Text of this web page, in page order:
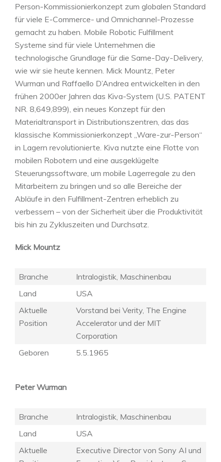
Person-Kommissionierkonzept zum globalen Standard
für viele E-Commerce- und Omnichannel-Prozesse
gemacht zu haben. Mobile Robotic Fulfillment
Systeme sind für viele Unternehmen die
technologische Grundlage für die Same-Day-Delivery,
wie wir sie heute kennen. Mick Mountz, Peter
Wurman und Raffaello D’Andrea entwickelten in den
frühen 2000er Jahren das Kiva-System (U.S. PATENT
NR. 8,649,899), ein neues Konzept für den
Materialtransport in Distributionszentren, das das
klassische Kommissionierkonzept „Ware-zur-Person“
in Lagern revolutionierte. Kiva nutzte eine Flotte von
mobilen Robotern und eine ausgeklügelte
Steuerungssoftware, um mobile Lagerregale zu den
Mitarbeitern zu bringen und so alle Bereiche der
Abläufe in den Fulfillment-Zentren erheblich zu
verbessern – von der Sicherheit über die Produktivität
bis hin zu Zykluszeiten und Durchsatz.
Mick Mountz
Branche
Intralogistik, Maschinenbau
Land
USA
Aktuelle
Position
Vorstand bei Verity, The Engine
Accelerator und der MIT
Corporation
Geboren
5.5.1965
Peter Wurman
Branche
Intralogistik, Maschinenbau
Land
USA
Aktuelle
Executive Director von Sony AI und